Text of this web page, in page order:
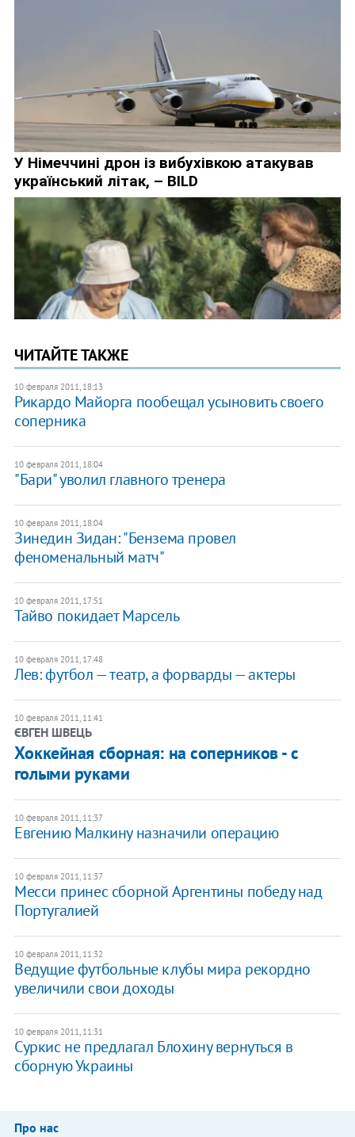
ЧИТАЙТЕ ТАКЖЕ
10 февраля 2011, 18:13
Рикардо Майорга пообещал усыновить своего
соперника
10 февраля 2011, 18:04
"Бари" уволил главного тренера
10 февраля 2011, 18:04
Зинедин Зидан: "Бензема провел
феноменальный матч"
10 февраля 2011, 17:51
Тайво покидает Марсель
10 февраля 2011, 17:48
Лев: футбол — театр, а форварды — актеры
10 февраля 2011, 11:41
ЄВГЕН ШВЕЦЬ
Хоккейная сборная: на соперников - с
голыми руками
10 февраля 2011, 11:37
Евгению Малкину назначили операцию
10 февраля 2011, 11:37
Месси принес сборной Аргентины победу над
Португалией
10 февраля 2011, 11:32
Ведущие футбольные клубы мира рекордно
увеличили свои доходы
10 февраля 2011, 11:31
Суркис не предлагал Блохину вернуться в
сборную Украины
Про нас